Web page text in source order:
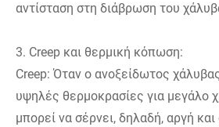
αντίσταση στη διάβρωση του
3. Creep και θερμική κόπωση:
Creep: Όταν ο ανοξείδωτος
υψηλές θερμοκρασίες για μεγάλο
μπορεί να σέρνει, δηλαδή, αργή και